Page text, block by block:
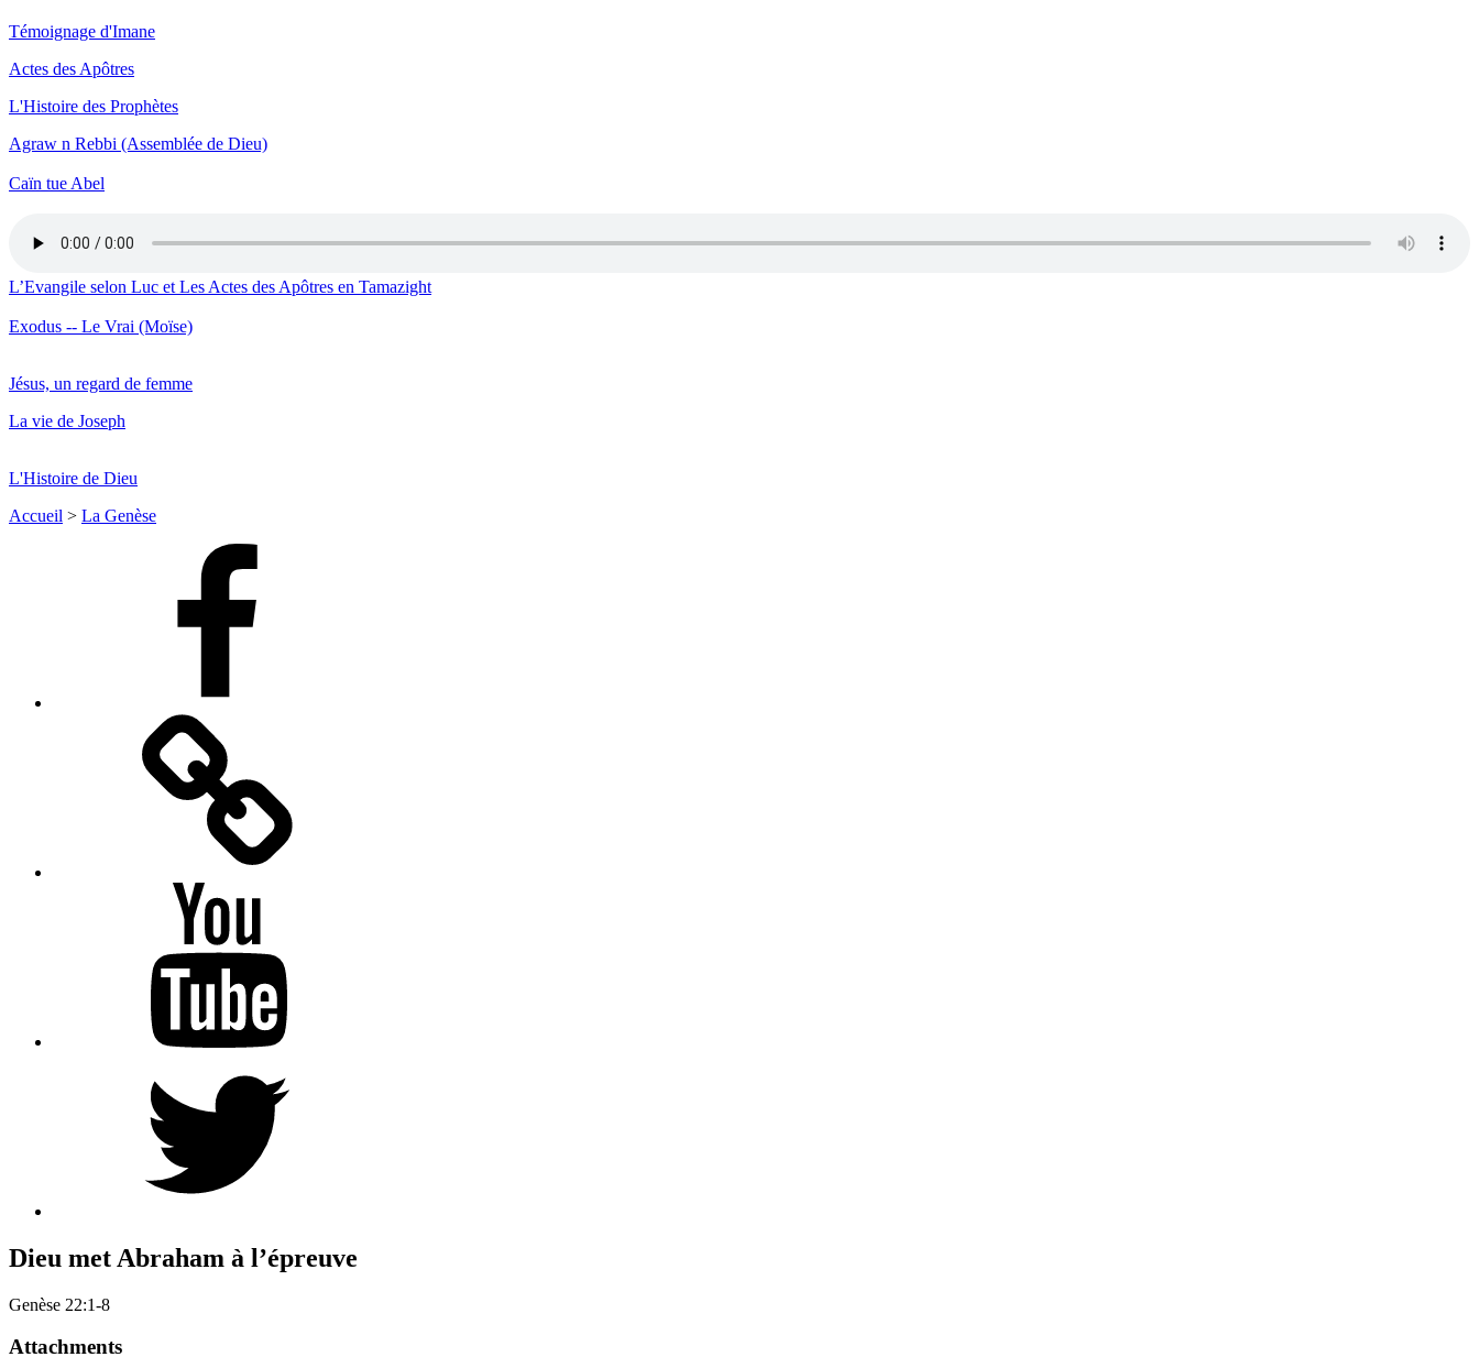
Témoignage d'Imane
Actes des Apôtres
L'Histoire des Prophètes
Agraw n Rebbi (Assemblée de Dieu)
Caïn tue Abel
L’Evangile selon Luc et Les Actes des Apôtres en Tamazight
Exodus -- Le Vrai (Moïse)
Jésus, un regard de femme
La vie de Joseph
L'Histoire de Dieu
Accueil > La Genèse
Dieu met Abraham à l’épreuve
Genèse 22:1-8
Attachments